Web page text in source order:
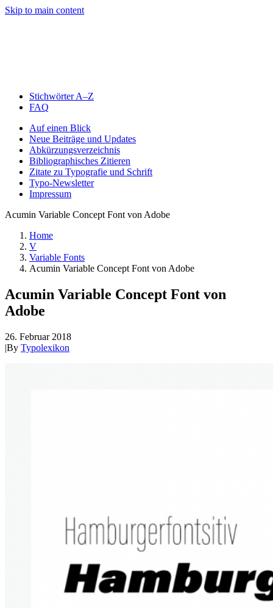
Skip to main content
Stichwörter A–Z
FAQ
Auf einen Blick
Neue Beiträge und Updates
Abkürzungsverzeichnis
Bibliographisches Zitieren
Zitate zu Typografie und Schrift
Typo-Newsletter
Impressum
Acumin Variable Concept Font von Adobe
Home
V
Variable Fonts
Acumin Variable Concept Font von Adobe
Acumin Variable Concept Font von
Adobe
26. Februar 2018
|By Typolexikon